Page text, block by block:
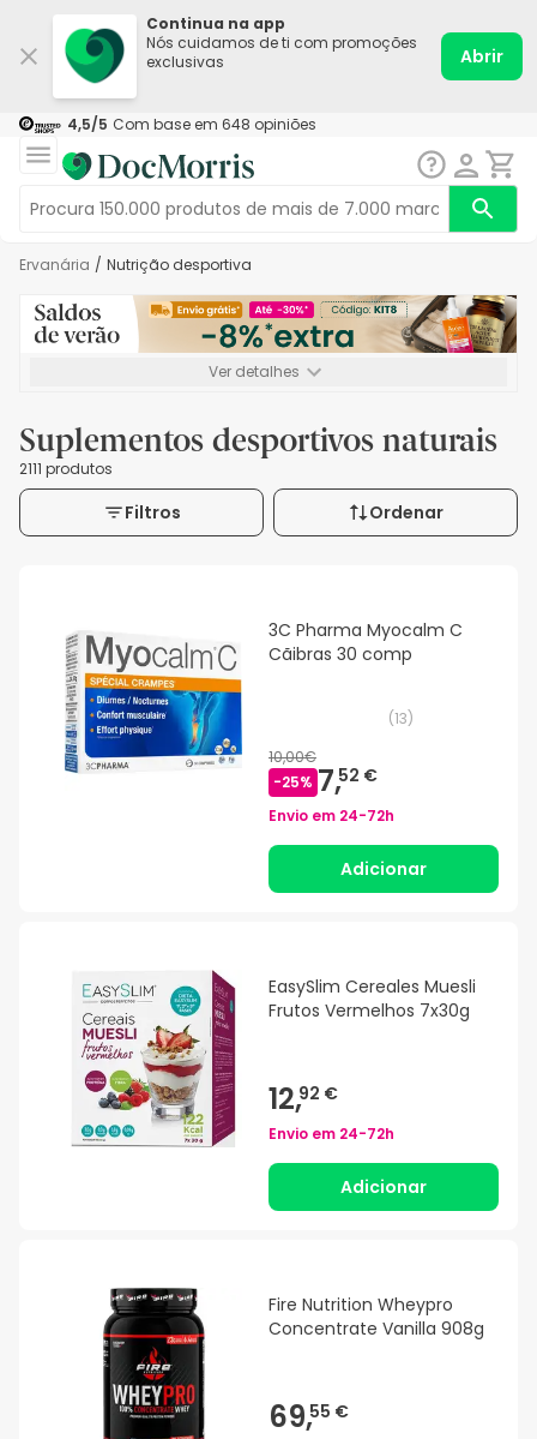
Continua na app
Nós cuidamos de ti com promoções
exclusivas
Abrir
4,5/5 Com base em 648 opiniões
Ervanária / Nutrição desportiva
Ver detalhes
Suplementos desportivos naturais
2111 produtos
Filtros Ordenar
3C Pharma Myocalm C
Cãibras 30 comp
(13)
10,00€
-25% 7,52 €
Envio em 24-72h
Adicionar
EasySlim Cereales Muesli
Frutos Vermelhos 7x30g
12,92 €
Envio em 24-72h
Adicionar
Fire Nutrition Wheypro
Concentrate Vanilla 908g
69,55 €